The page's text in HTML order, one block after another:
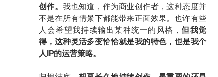
创作。我也知道，作为商业创作者，这种态度并
不是在所有情景下都能带来正面效果。也许有些
人会希望我持续输出某种统一的风格，但我觉
得，这种灵活多变恰恰就是我的特色，也是我个
人IP的运营策略。